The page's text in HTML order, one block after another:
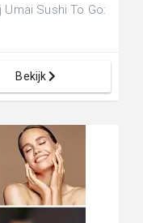
Sushi To Go:
Bekijk